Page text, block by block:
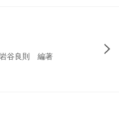
谷良則 編著